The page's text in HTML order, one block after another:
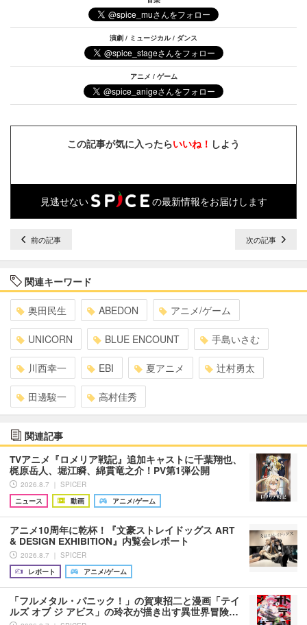
演劇 / ミュージカル / ダンス
アニメ / ゲーム
この記事が気に入ったらいいね！ しよう
見逃せない の最新情報をお届けします
前の記事 次の記事
関連キーワード
奥田民生 ABEDON アニメ/ゲーム
UNICORN BLUE ENCOUNT 手島いさむ
川西幸一 EBI 夏アニメ 辻村勇太
田邊駿一 高村佳秀
関連記事
TVアニメ『ロメリア戦記』追加キャストに千葉翔也、
梶原岳人、堀江瞬、綿貫竜之介！PV第1弾公開
2026.8.7 ｜ SPICER
ニュース
動画 アニメ/ゲーム
アニメ10周年に乾杯！『文豪ストレイドッグス ART
& DESIGN EXHIBITION』内覧会レポート
2026.8.7 ｜ SPICER
レポート
アニメ/ゲーム
「フルメタル・パニック！」の賀東招二と漫画「テイ
ルズ オブ ジ アビス」の玲衣が描き出す異世界冒険…